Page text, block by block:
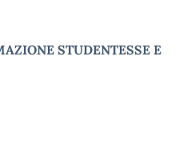
STUDENTESSE E